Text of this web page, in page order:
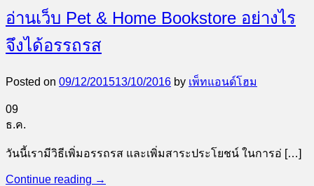
อ่านเว็บ Pet & Home Bookstore อย่างไร
จึงได้อรรถรส
Posted on 09/12/201513/10/2016 by เพ็ทแอนด์โฮม
09
ธ.ค.
วันนี้เรามีวิธีเพิ่มอรรถรส และเพิ่มสาระประโยชน์ ในการอ่ […]
Continue reading →